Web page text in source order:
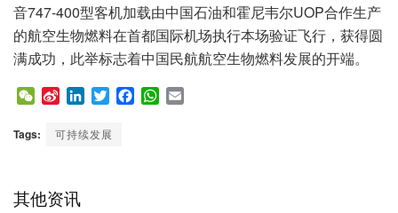
音747-400型客机加载由中国石油和霍尼韦尔UOP合作生产
的航空生物燃料在首都国际机场执行本场验证飞行，获得圆
满成功，此举标志着中国民航航空生物燃料发展的开端。
W
C
S
n
i
L
n
T
i
F
W
Tags: 可持续发展
其他资讯